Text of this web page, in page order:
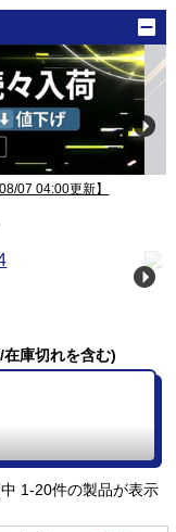
07 04:00更新】
庫切れを含む)
1-20件の製品が表示